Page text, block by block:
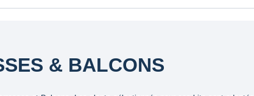
& BALCONS